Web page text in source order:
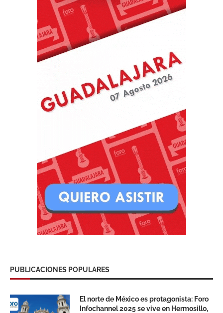
PUBLICACIONES POPULARES
El norte de México es protagonista: Foro
Infochannel 2025 se vive en Hermosillo,